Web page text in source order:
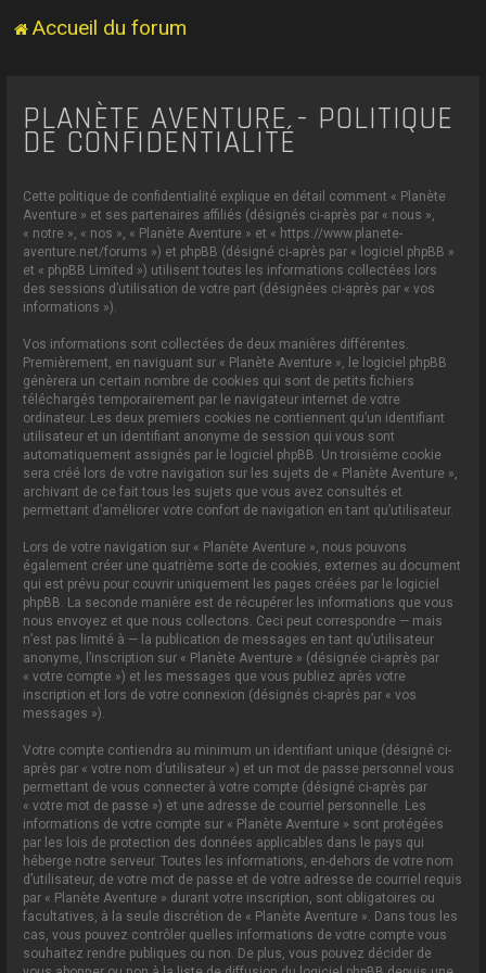
Accueil du forum
PLANÈTE AVENTURE - POLITIQUE
DE CONFIDENTIALITÉ
Cette politique de confidentialité explique en détail comment « Planète
Aventure » et ses partenaires affiliés (désignés ci-après par « nous »,
« notre », « nos », « Planète Aventure » et « https://www.planete-
aventure.net/forums ») et phpBB (désigné ci-après par « logiciel phpBB »
et « phpBB Limited ») utilisent toutes les informations collectées lors
des sessions d’utilisation de votre part (désignées ci-après par « vos
informations »).
Vos informations sont collectées de deux manières différentes.
Premièrement, en naviguant sur « Planète Aventure », le logiciel phpBB
génèrera un certain nombre de cookies qui sont de petits fichiers
téléchargés temporairement par le navigateur internet de votre
ordinateur. Les deux premiers cookies ne contiennent qu’un identifiant
utilisateur et un identifiant anonyme de session qui vous sont
automatiquement assignés par le logiciel phpBB. Un troisième cookie
sera créé lors de votre navigation sur les sujets de « Planète Aventure »,
archivant de ce fait tous les sujets que vous avez consultés et
permettant d’améliorer votre confort de navigation en tant qu’utilisateur.
Lors de votre navigation sur « Planète Aventure », nous pouvons
également créer une quatrième sorte de cookies, externes au document
qui est prévu pour couvrir uniquement les pages créées par le logiciel
phpBB. La seconde manière est de récupérer les informations que vous
nous envoyez et que nous collectons. Ceci peut correspondre — mais
n’est pas limité à — la publication de messages en tant qu’utilisateur
anonyme, l’inscription sur « Planète Aventure » (désignée ci-après par
« votre compte ») et les messages que vous publiez après votre
inscription et lors de votre connexion (désignés ci-après par « vos
messages »).
Votre compte contiendra au minimum un identifiant unique (désigné ci-
après par « votre nom d’utilisateur ») et un mot de passe personnel vous
permettant de vous connecter à votre compte (désigné ci-après par
« votre mot de passe ») et une adresse de courriel personnelle. Les
informations de votre compte sur « Planète Aventure » sont protégées
par les lois de protection des données applicables dans le pays qui
héberge notre serveur. Toutes les informations, en-dehors de votre nom
d’utilisateur, de votre mot de passe et de votre adresse de courriel requis
par « Planète Aventure » durant votre inscription, sont obligatoires ou
facultatives, à la seule discrétion de « Planète Aventure ». Dans tous les
cas, vous pouvez contrôler quelles informations de votre compte vous
souhaitez rendre publiques ou non. De plus, vous pouvez décider de